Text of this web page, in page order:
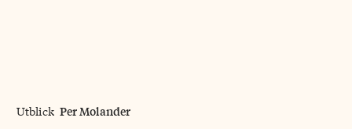
Utblick Per Molander